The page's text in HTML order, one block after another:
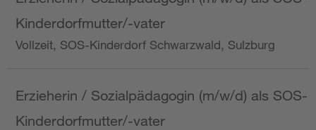
Kinderdorfmutter/-vater
Vollzeit, SOS-Kinderdorf Schwarzwald, Sulzburg
Erzieherin / Sozialpädagogin (m/w/d) als SOS-
Kinderdorfmutter/-vater